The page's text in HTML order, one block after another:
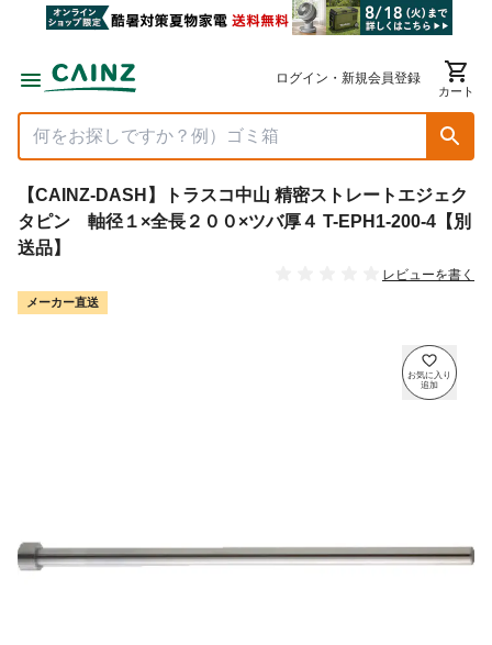
ログイン・新規会員登録
カート
【CAINZ-DASH】トラスコ中山 精密ストレートエジェク
タピン 軸径１×全長２００×ツバ厚４ T-EPH1-200-4【別
送品】
レビューを書く
メーカー直送